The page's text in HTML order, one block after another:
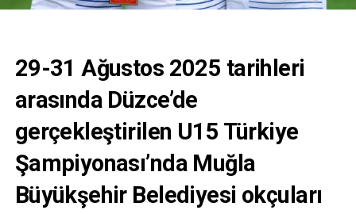
29-31 Ağustos 2025 tarihleri
arasında Düzce’de
gerçekleştirilen U15 Türkiye
Şampiyonası’nda Muğla
Büyükşehir Belediyesi okçuları